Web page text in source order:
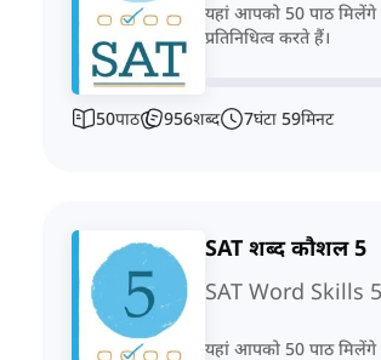
यहां आपको 50 पाठ मिलेंगे
प्रतिनिधित्व करते हैं।
50पाठ 956शब्द 7घंटा 59मिनट
SAT शब्द कौशल 5
SAT Word Skills 5
यहां आपको 50 पाठ मिलेंगे